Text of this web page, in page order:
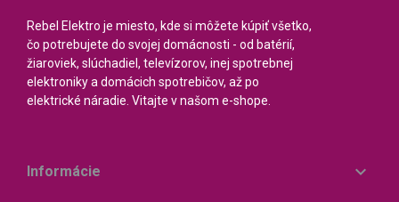
Rebel Elektro je miesto, kde si môžete kúpiť všetko,
čo potrebujete do svojej domácnosti - od batérií,
žiaroviek, slúchadiel, televízorov, inej spotrebnej
elektroniky a domácich spotrebičov, až po
elektrické náradie. Vitajte v našom e-shope.
Informácie 